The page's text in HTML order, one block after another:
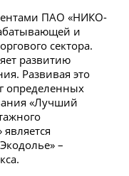
ПАО «НИКО-
и
сектора.
развитию
Развивая это
определенных
«Лучший
–